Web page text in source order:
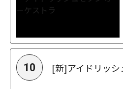
10 [新]アイドリッシ